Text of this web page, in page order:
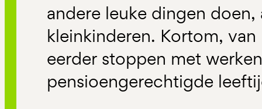
andere leuke dingen
kleinkinderen. Kortom,
eerder stoppen met
pensioengerechtigde